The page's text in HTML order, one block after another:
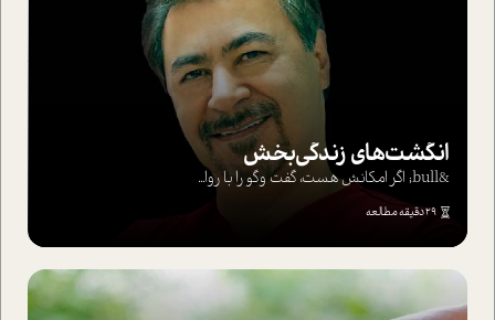
انگشت‌های‌ زندگی‌بخش
&bull; اگر امکانش هست، گفت وگو را با روا...
29 دقیقه مطالعه